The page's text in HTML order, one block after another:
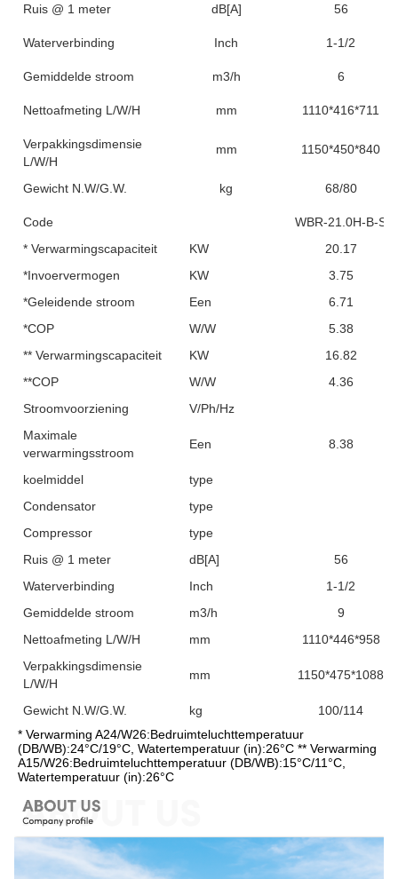
Ruis @ 1 meter dB[A] 56
Waterverbinding Inch 1-1/2
Gemiddelde stroom m3/h 6
Nettoafmeting L/W/H mm 1110*416*711
Verpakkingsdimensie
L/W/H
mm 1150*450*840
Gewicht N.W/G.W. kg 68/80
Code
WBR-21.0H-B-S
* Verwarmingscapaciteit
KW
20.17
*Invoervermogen
KW
3.75
*Geleidende stroom
Een
6.71
*COP
W/W
5.38
** Verwarmingscapaciteit
KW
16.82
**COP
W/W
4.36
Stroomvoorziening
V/Ph/Hz
Maximale
verwarmingsstroom
Een 8.38
koelmiddel
type
Condensator
type
Compressor
type
Ruis @ 1 meter
dB[A]
56
Waterverbinding
Inch
1-1/2
Gemiddelde stroom
m3/h
9
Nettoafmeting L/W/H
mm
1110*446*958
Verpakkingsdimensie
L/W/H
mm 1150*475*1088
Gewicht N.W/G.W. kg
100/114
* Verwarming A24/W26:Bedruimteluchttemperatuur
(DB/WB):24°C/19°C, Watertemperatuur (in):26°C ** Verwarming
A15/W26:Bedruimteluchttemperatuur (DB/WB):15°C/11°C,
Watertemperatuur (in):26°C